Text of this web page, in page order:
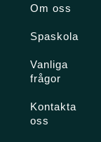
Om oss
Spaskola
Vanliga
frågor
Kontakta
oss